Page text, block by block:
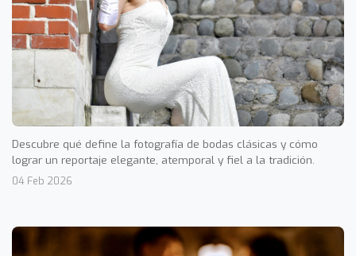
Descubre qué define la fotografía de bodas clásicas y cómo
lograr un reportaje elegante, atemporal y fiel a la tradición.
04 Feb 2026